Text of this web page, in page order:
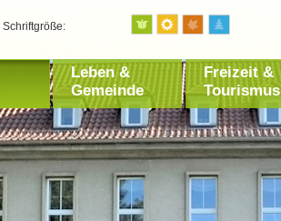
Schriftgröße:
Leben &
Gemeinde
Freizeit &
Tourismus